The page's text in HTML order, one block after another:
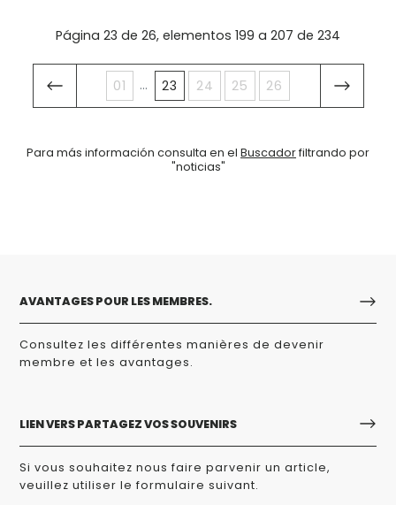
Página 23 de 26, elementos 199 a 207 de 234
01 ... 23 24 25 26
Para más información consulta en el Buscadorfiltrando por
"noticias"
AVANTAGES POUR LES MEMBRES.
Consultez les différentes manières de devenir
membre et les avantages.
LIEN VERS PARTAGEZ VOS SOUVENIRS
Si vous souhaitez nous faire parvenir un article,
veuillez utiliser le formulaire suivant.